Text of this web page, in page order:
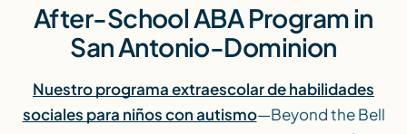
After-School ABA Program in
San Antonio-Dominion
Nuestro programa extraescolar de habilidades
sociales para niños con autismo—Beyond the Bell